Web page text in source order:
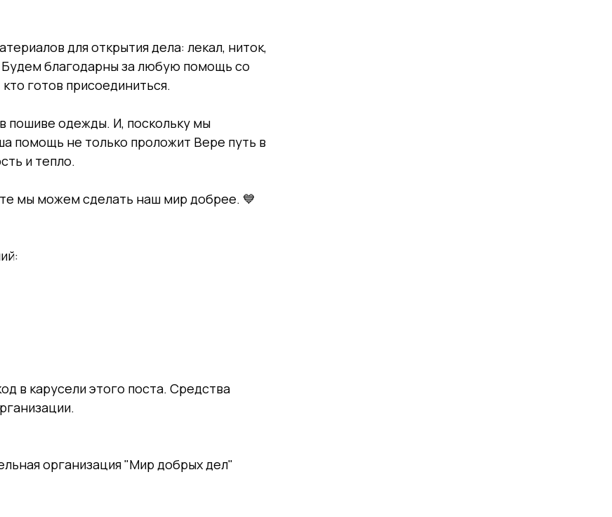
для открытия дела: лекал, ниток,
благодарны за любую помощь со
готов присоединиться.
пошиве одежды. И, поскольку мы
помощь не только проложит Вере путь в
и тепло.
мы можем сделать наш мир добрее. 💙
в карусели этого поста. Средства
организация "Мир добрых дел"